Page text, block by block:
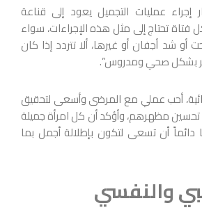
إجراء عمليات التجميل يعود إلى قناعة
فتاة تحتاج إلى مثل هذه الإجراءات، سواء
أو شد أجفان أو غيرها، ألا تتردد إذا كان
بشكل صحي ومدروس”.
أحب عملي مع المرضى وأسعى لتحقيق
مظهرهم، وأؤكد أن كل امرأة جميلة
دائماً أن تسعى لتكون بإطلالة أجمل بما
والنفسي